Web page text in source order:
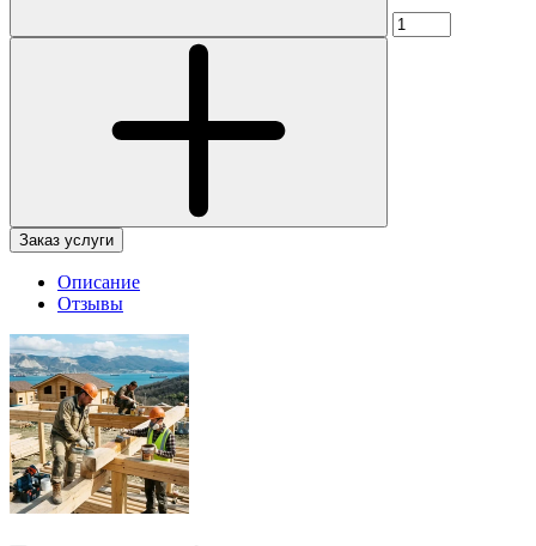
Заказ услуги
Описание
Отзывы